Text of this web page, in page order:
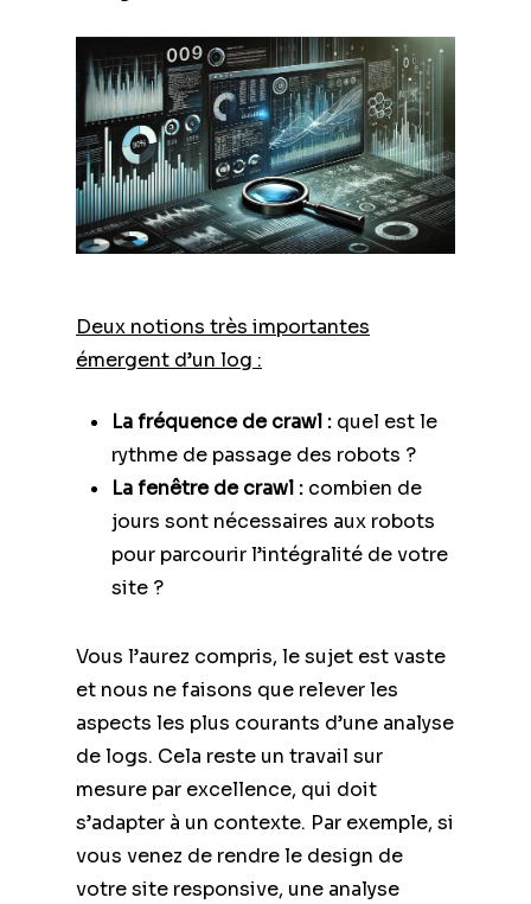
Deux notions très importantes
émergent d’un log :
La fréquence de crawl : quel est le
rythme de passage des robots ?
La fenêtre de crawl : combien de
jours sont nécessaires aux robots
pour parcourir l’intégralité de votre
site ?
Vous l’aurez compris, le sujet est vaste
et nous ne faisons que relever les
aspects les plus courants d’une analyse
de logs. Cela reste un travail sur
mesure par excellence, qui doit
s’adapter à un contexte. Par exemple, si
vous venez de rendre le design de
votre site responsive, une analyse